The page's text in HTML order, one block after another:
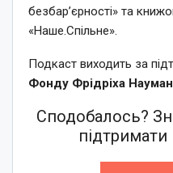
безбар’єрності» та
«Наше.Спільне».
Подкаст виходить за
Фонду Фрідріха
Сподобалось?
підтримати